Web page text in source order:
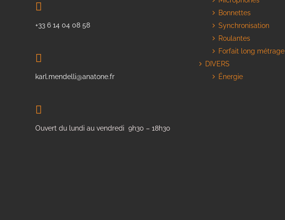
+33 6 14 04 08 58
karl.mendelli@anatone.fr
Ouvert du lundi au vendredi 9h30 – 18h30
Bonnettes
Synchronisation
Roulantes
Forfait long métrage
DIVERS
Énergie